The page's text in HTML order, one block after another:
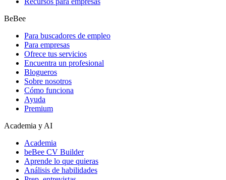
BeBee
Para buscadores de empleo
Para empresas
Ofrece tus servicios
Encuentra un profesional
Blogueros
Sobre nosotros
Cómo funciona
Ayuda
Premium
Academia y AI
Academia
beBee CV Builder
Aprende lo que quieras
Análisis de habilidades